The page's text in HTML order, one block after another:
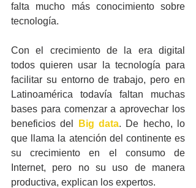
falta mucho más conocimiento sobre
tecnología.
Con el crecimiento de la era digital
todos quieren usar la tecnología para
facilitar su entorno de trabajo, pero en
Latinoamérica todavía faltan muchas
bases para comenzar a aprovechar los
beneficios del
Big data. De hecho, lo
que llama la atención del continente es
su crecimiento en el consumo de
Internet, pero no su uso de manera
productiva, explican los expertos.